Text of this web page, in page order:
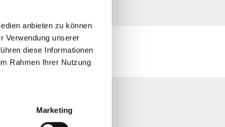
anbieten zu können
Verwendung unserer
diese Informationen
Rahmen Ihrer Nutzung
Marketing